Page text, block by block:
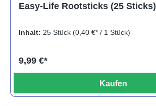
Easy-Life Rootsticks (25 Sticks)
Inhalt: 25 Stück (0,40 €* / 1 Stück)
9,99 €*
Kaufen